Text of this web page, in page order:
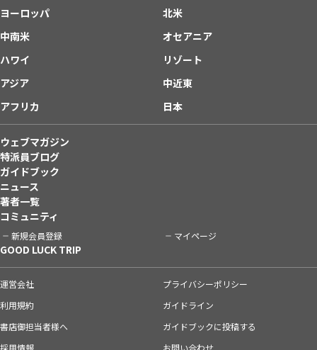
ヨーロッパ
北米
中南米
オセアニア
ハワイ
リゾート
アジア
中近東
アフリカ
日本
ウェブマガジン
特派員ブログ
ガイドブック
ニュース
著者一覧
コミュニティ
新規会員登録 マイページ
GOOD LUCK TRIP
運営会社
プライバシーポリシー
利用規約
ガイドライン
書店御担当者様へ
ガイドブックに投稿する
採用情報
お問い合わせ